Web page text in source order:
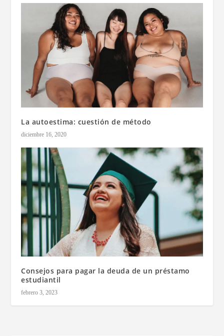
La autoestima: cuestión de método
diciembre 16, 2020
Consejos para pagar la deuda de un préstamo
estudiantil
febrero 3, 2023